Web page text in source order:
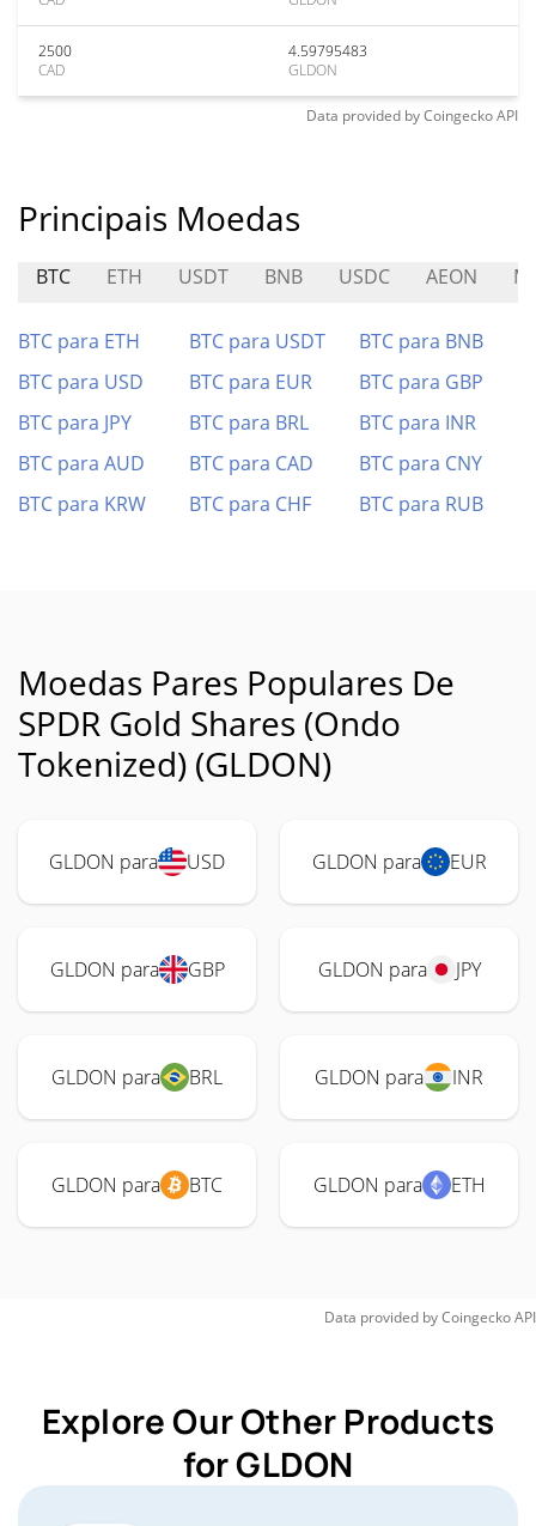
2500
CAD
4.59795483
GLDON
Data provided byCoingeckoAPI
Principais Moedas
BTC ETH USDT BNB USDC AEON
BTC para ETH BTC para USDT
BTC para BNB
BTC para USD
BTC para EUR
BTC para GBP
BTC para JPY
BTC para BRL
BTC para INR
BTC para AUD
BTC para CAD
BTC para CNY
BTC para KRW
BTC para CHF BTC para RUB
Moedas Pares Populares De
SPDR Gold Shares (Ondo
Tokenized) (GLDON)
GLDON para USD GLDON para EUR
GLDON para GBP GLDON para JPY
GLDON para BRL GLDON para INR
GLDON para BTC GLDON para ETH
Data provided byCoingeckoAPI
Explore Our Other Products
for GLDON